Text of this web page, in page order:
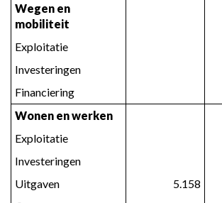
Wegen en
mobiliteit
Exploitatie
Investeringen
Financiering
Wonen en werken
Exploitatie
Investeringen
Uitgaven
5.158